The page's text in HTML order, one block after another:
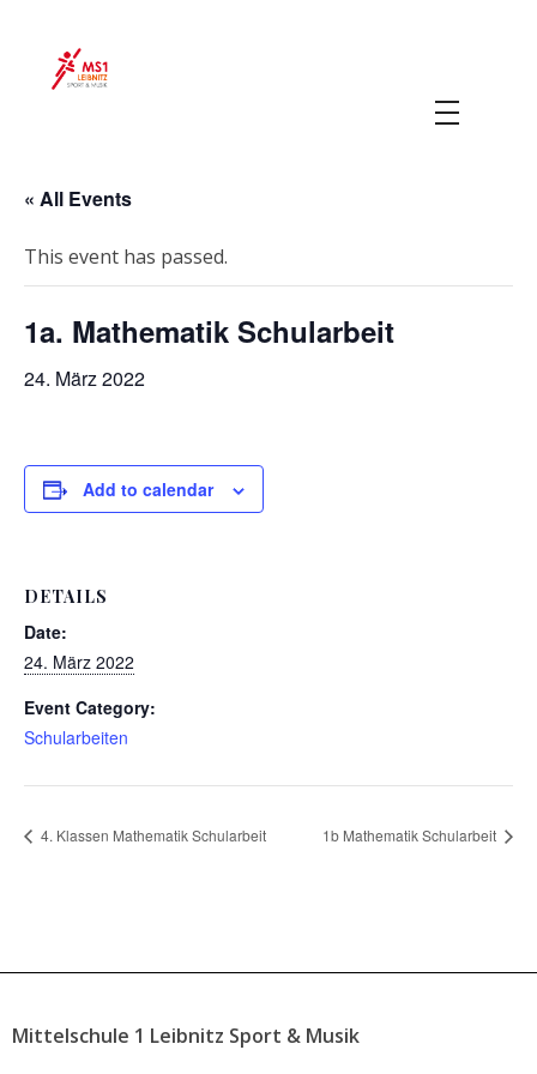
« All Events
This event has passed.
1a. Mathematik Schularbeit
24. März 2022
Add to calendar
DETAILS
Date:
24. März 2022
Event Category:
Schularbeiten
4. Klassen Mathematik Schularbeit 1b Mathematik Schularbeit
Mittelschule 1 Leibnitz Sport & Musik